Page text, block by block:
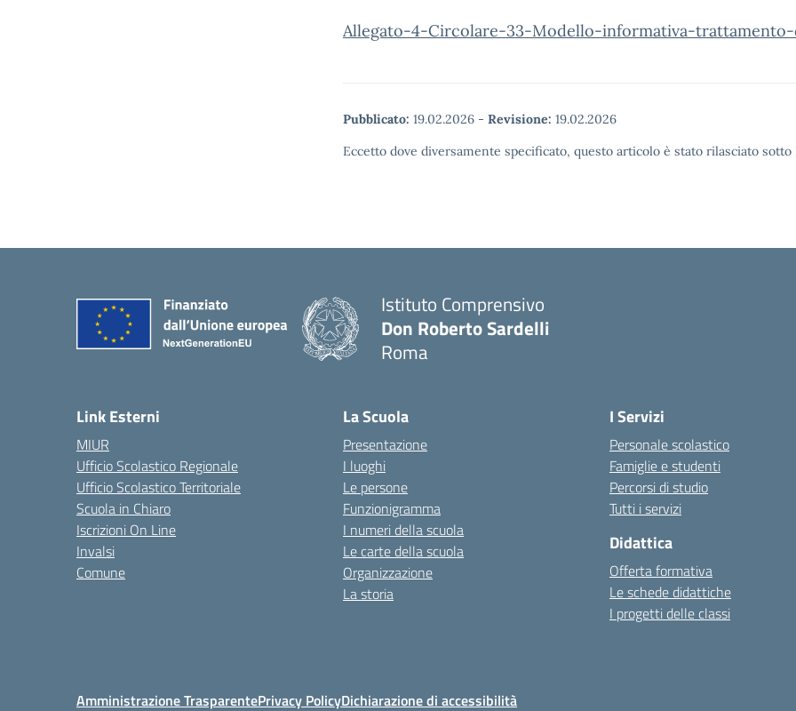
Allegato-4-Circolare-33-Modello-informativa-
Pubblicato: 19.02.2026 - Revisione: 19.02.2026
Eccetto dove diversamente specificato, questo articolo è stato rilasciato
Istituto Comprensivo
Don Roberto Sardelli
Roma
Link Esterni
MIUR
Ufficio Scolastico Regionale
Ufficio Scolastico Territoriale
Scuola in Chiaro
Iscrizioni On Line
Invalsi
Comune
La Scuola
Presentazione
I luoghi
Le persone
Funzionigramma
I numeri della scuola
Le carte della scuola
Organizzazione
La storia
I Servizi
Personale scolastico
Famiglie e studenti
Percorsi di studio
Tutti i servizi
Didattica
Offerta formativa
Le schede didattiche
I progetti delle classi
Amministrazione TrasparentePrivacy PolicyDichiarazione di accessibilità